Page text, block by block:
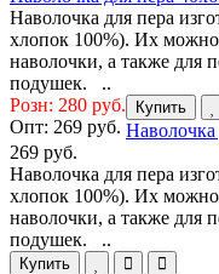
Наволочка для пера
хлопок 100%). Их можно
наволочки, а также для
подушек. ..
Розн: 280 руб.
Опт: 269 руб.
Купить
Наволочка
269 руб.
Наволочка для пера
хлопок 100%). Их можно
наволочки, а также для
подушек. ..
Купить